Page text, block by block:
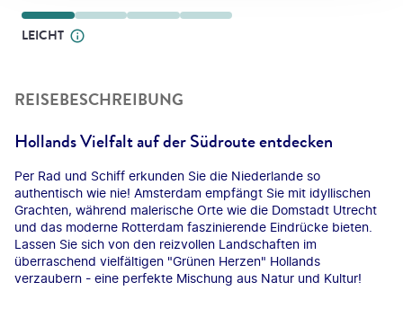
LEICHT
REISEBESCHREIBUNG
Hollands Vielfalt auf der Südroute entdecken
Per Rad und Schiff erkunden Sie die Niederlande so
authentisch wie nie! Amsterdam empfängt Sie mit idyllischen
Grachten, während malerische Orte wie die Domstadt Utrecht
und das moderne Rotterdam faszinierende Eindrücke bieten.
Lassen Sie sich von den reizvollen Landschaften im
überraschend vielfältigen "Grünen Herzen" Hollands
verzaubern - eine perfekte Mischung aus Natur und Kultur!